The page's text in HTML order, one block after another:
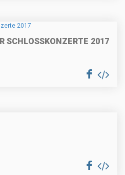
SCHLOSSKONZERTE 2017